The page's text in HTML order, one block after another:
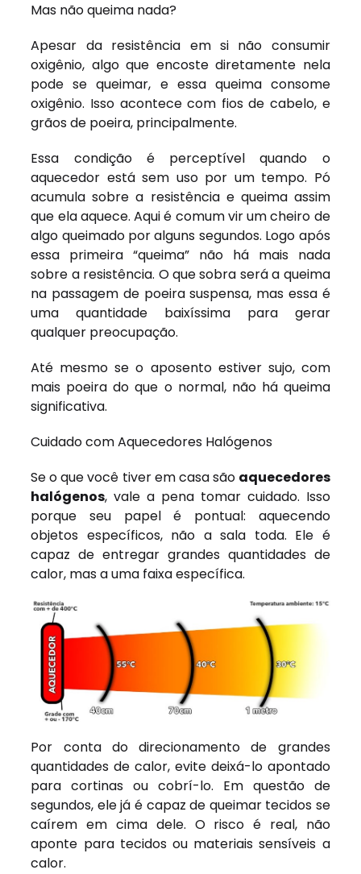
Mas não queima nada?
Apesar da resistência em si não consumir
oxigênio, algo que encoste diretamente nela
pode se queimar, e essa queima consome
oxigênio. Isso acontece com fios de cabelo, e
grãos de poeira, principalmente.
Essa condição é perceptível quando o
aquecedor está sem uso por um tempo. Pó
acumula sobre a resistência e queima assim
que ela aquece. Aqui é comum vir um cheiro de
algo queimado por alguns segundos. Logo após
essa primeira “queima” não há mais nada
sobre a resistência. O que sobra será a queima
na passagem de poeira suspensa, mas essa é
uma quantidade baixíssima para gerar
qualquer preocupação.
Até mesmo se o aposento estiver sujo, com
mais poeira do que o normal, não há queima
significativa.
Cuidado com Aquecedores Halógenos
Se o que você tiver em casa são aquecedores
halógenos, vale a pena tomar cuidado. Isso
porque seu papel é pontual: aquecendo
objetos específicos, não a sala toda. Ele é
capaz de entregar grandes quantidades de
calor, mas a uma faixa específica.
Por conta do direcionamento de grandes
quantidades de calor, evite deixá-lo apontado
para cortinas ou cobrí-lo. Em questão de
segundos, ele já é capaz de queimar tecidos se
caírem em cima dele. O risco é real, não
aponte para tecidos ou materiais sensíveis a
calor.